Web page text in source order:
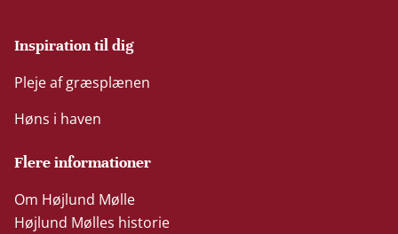
Inspiration til dig
Pleje af græsplænen
Høns i haven
Flere informationer
Om Højlund Mølle
Højlund Mølles historie